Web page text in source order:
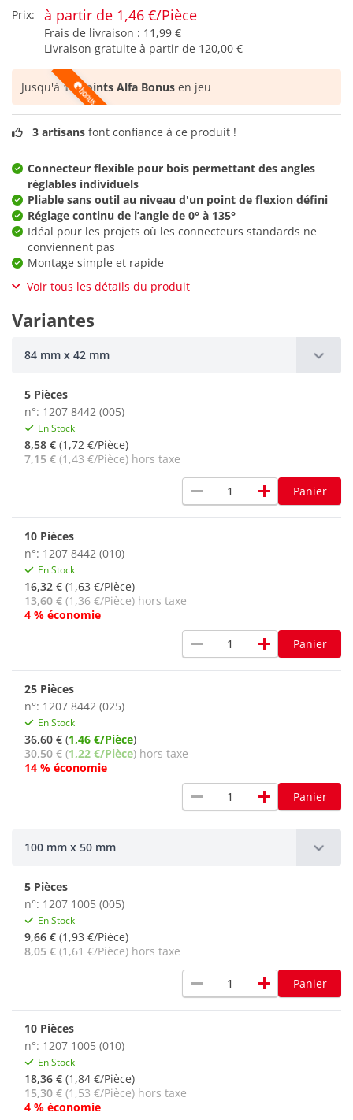
Prix:
à partir de 1,46 €/Pièce
Frais de livraison : 11,99 €
Livraison gratuite à partir de 120,00 €
Jusqu'à17 points Alfa Bonus en jeu
3 artisans font confiance à ce produit !
Connecteur flexible pour bois permettant des angles
réglables individuels
Pliable sans outil au niveau d'un point de flexion défini
Réglage continu de l’angle de 0° à 135°
Idéal pour les projets où les connecteurs standards ne
conviennent pas
Montage simple et rapide
Voir tous les détails du produit
Variantes
84 mm x 42 mm
5 Pièces
n°: 1207 8442 (005)
En Stock
8,58 € (1,72 €/Pièce)
7,15 € (1,43 €/Pièce) hors taxe
remove add Panier
10 Pièces
n°: 1207 8442 (010)
En Stock
16,32 € (1,63 €/Pièce)
13,60 € (1,36 €/Pièce) hors taxe
4 % économie
remove add Panier
25 Pièces
n°: 1207 8442 (025)
En Stock
36,60 € (1,46 €/Pièce)
30,50 € (1,22 €/Pièce) hors taxe
14 % économie
remove add Panier
100 mm x 50 mm
5 Pièces
n°: 1207 1005 (005)
En Stock
9,66 € (1,93 €/Pièce)
8,05 € (1,61 €/Pièce) hors taxe
remove add Panier
10 Pièces
n°: 1207 1005 (010)
En Stock
18,36 € (1,84 €/Pièce)
15,30 € (1,53 €/Pièce) hors taxe
4 % économie